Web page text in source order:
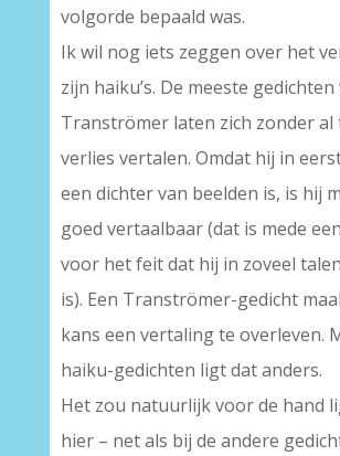
volgorde bepaald was.
Ik wil nog iets zeggen over het
zijn haiku’s. De meeste gedichten
Tranströmer laten zich zonder al
verlies vertalen. Omdat hij in
een dichter van beelden is, is hij
goed vertaalbaar (dat is mede
voor het feit dat hij in zoveel
is). Een Tranströmer-gedicht
kans een vertaling te overleven.
haiku-gedichten ligt dat anders.
Het zou natuurlijk voor de hand
hier – net als bij de andere